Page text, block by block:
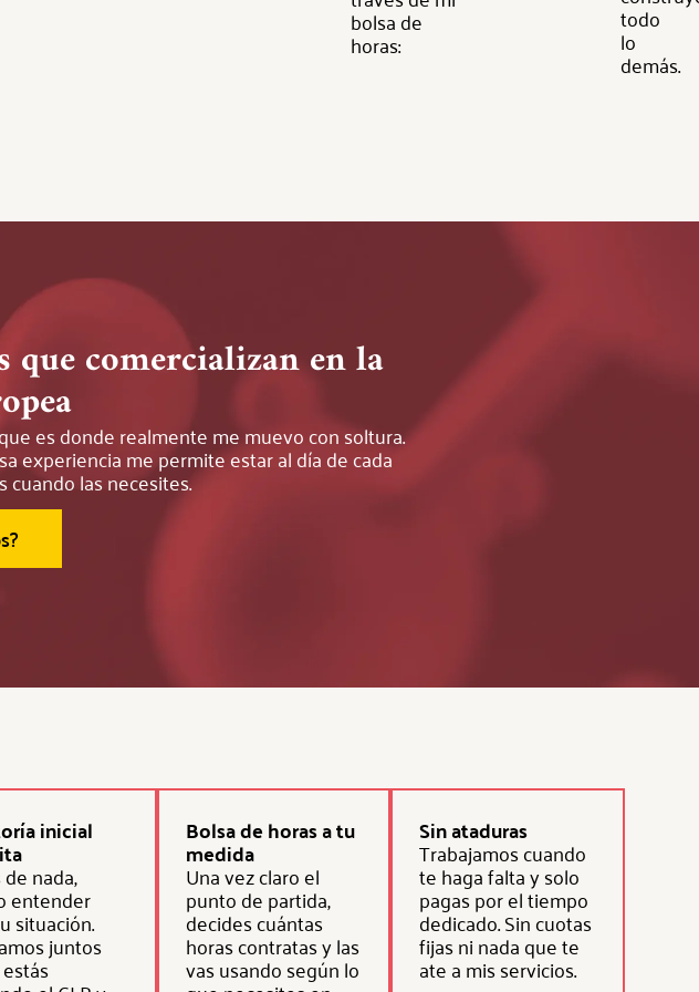
bolsa de
horas:
todo
lo
demás.
que comercializan en la
es donde realmente me muevo con soltura.
experiencia me permite estar al día de cada
las necesites.
inicial
nada,
entender
situación.
juntos
Bolsa de horas a tu
medida
Una vez claro el
punto de partida,
decides cuántas
horas contratas y las
vas usando según lo
Sin ataduras
Trabajamos cuando
te haga falta y solo
pagas por el tiempo
dedicado. Sin cuotas
fijas ni nada que te
ate a mis servicios.